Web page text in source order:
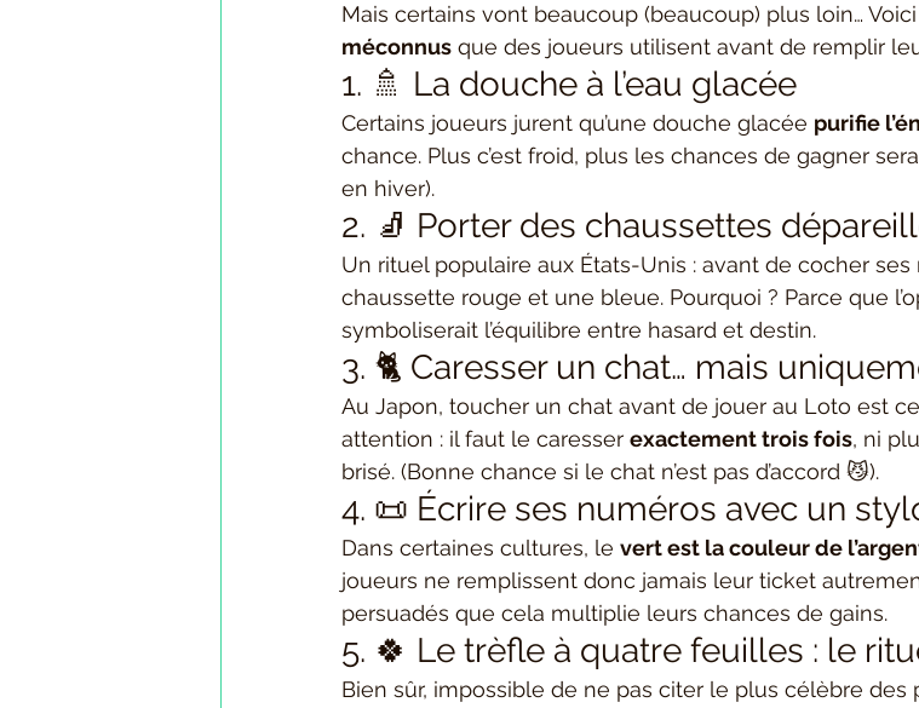
Mais certains vont beaucoup (beaucoup) plus loin… Voici
méconnus que des joueurs utilisent avant de remplir
1. 🚿 La douche à l’eau glacée
Certains joueurs jurent qu’une douche glacée purifie
chance. Plus c’est froid, plus les chances de gagner
en hiver).
2. 🧦 Porter des chaussettes
Un rituel populaire aux États-Unis : avant de cocher
chaussette rouge et une bleue. Pourquoi ? Parce que
symboliserait l’équilibre entre hasard et destin.
3. 🐈 Caresser un chat… mais
Au Japon, toucher un chat avant de jouer au Loto est
attention : il faut le caresser exactement trois fois, ni
brisé. (Bonne chance si le chat n’est pas d’accord 😼).
4. 📜 Écrire ses numéros avec un
Dans certaines cultures, le vert est la couleur de
joueurs ne remplissent donc jamais leur ticket
persuadés que cela multiplie leurs chances de gains.
5. 🍀 Le trèfle à quatre feuilles : le
Bien sûr, impossible de ne pas citer le plus célèbre des